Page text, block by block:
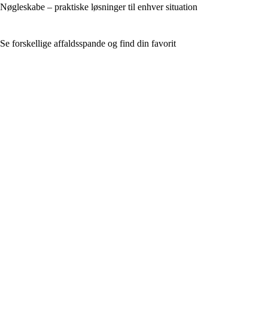
Nøgleskabe – praktiske løsninger til enhver situation
Se forskellige affaldsspande og find din favorit